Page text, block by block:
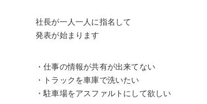
社長が一人一人に指名して
発表が始まります
・仕事の情報が共有が出来てない
・トラックを車庫で洗いたい
・駐車場をアスファルトにして欲しい